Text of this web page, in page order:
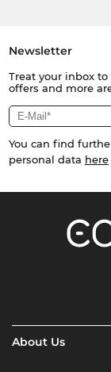
Newsletter
Treat your inbox
offers and more
You can find
personal data here
About Us